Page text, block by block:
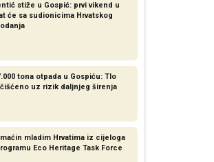
stiže u Gospić: prvi vikend u
će sa sudionicima Hrvatskog
tona otpada u Gospiću: Tlo
uz rizik daljnjeg širenja
mladim Hrvatima iz cijeloga
Eco Heritage Task Force